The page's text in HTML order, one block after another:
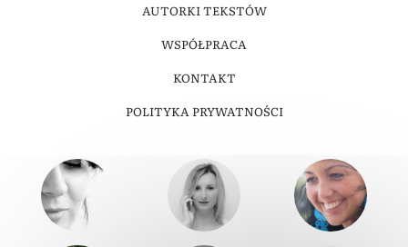
AUTORKI TEKSTÓW
WSPÓŁPRACA
KONTAKT
POLITYKA PRYWATNOŚCI